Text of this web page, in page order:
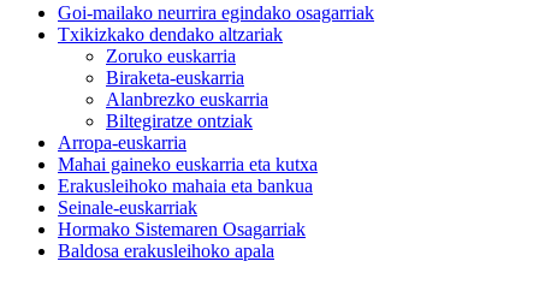
Goi-mailako neurrira egindako osagarriak
Txikizkako dendako altzariak
Zoruko euskarria
Biraketa-euskarria
Alanbrezko euskarria
Biltegiratze ontziak
Arropa-euskarria
Mahai gaineko euskarria eta kutxa
Erakusleihoko mahaia eta bankua
Seinale-euskarriak
Hormako Sistemaren Osagarriak
Baldosa erakusleihoko apala